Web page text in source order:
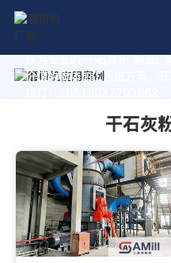
作为专业的 干石灰粉 制造
价值的粉体加工系统方案。
干石灰